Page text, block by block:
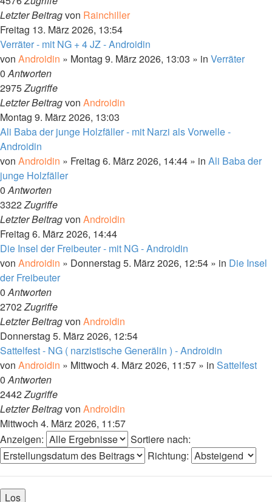
Letzter Beitragvon Rainchiller
Freitag 13. März 2026, 13:54
Verräter - mit NG + 4 JZ - Androidin
von Androidin » Montag 9. März 2026, 13:03 » in Verräter
0Antworten
2975Zugriffe
Letzter Beitragvon Androidin
Montag 9. März 2026, 13:03
Ali Baba der junge Holzfäller - mit Narzi als Vorwelle -
Androidin
von Androidin » Freitag 6. März 2026, 14:44 » in Ali Baba der
junge Holzfäller
0Antworten
3322Zugriffe
Letzter Beitragvon Androidin
Freitag 6. März 2026, 14:44
Die Insel der Freibeuter - mit NG - Androidin
von Androidin » Donnerstag 5. März 2026, 12:54 » in Die Insel
der Freibeuter
0Antworten
2702Zugriffe
Letzter Beitragvon Androidin
Donnerstag 5. März 2026, 12:54
Sattelfest - NG ( narzistische Generälin ) - Androidin
von Androidin » Mittwoch 4. März 2026, 11:57 » in Sattelfest
0Antworten
2442Zugriffe
Letzter Beitragvon Androidin
Mittwoch 4. März 2026, 11:57
Anzeigen:
Sortiere nach:
Richtung: